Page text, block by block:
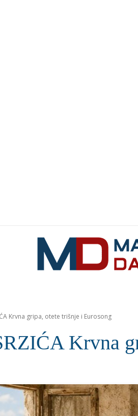
Krvna gripa, otete trišnje i Eurosong
Krvna